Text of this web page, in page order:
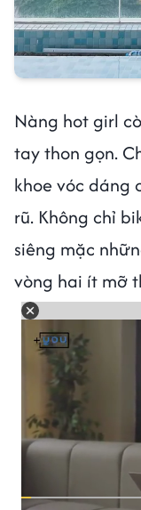
Nàng hot girl
tay thon gọn.
khoe vóc dáng
rũ. Không chỉ
siêng mặc
vòng hai ít mỡ